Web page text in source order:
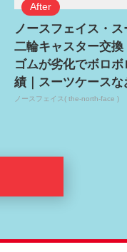
ノースフェイス・
二輪キャスター交換
ゴムが劣化でボロ
績｜スーツケースな
ノースフェイス( the-north-face )